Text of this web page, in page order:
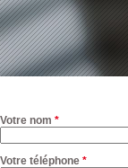
Votre nom *
Votre téléphone *